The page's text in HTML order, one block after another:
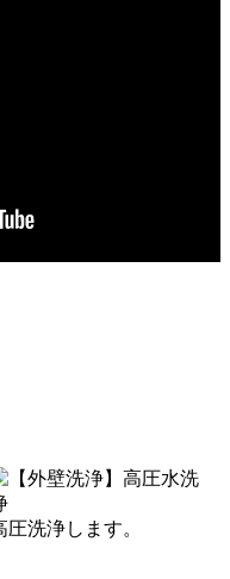
圧洗浄します。